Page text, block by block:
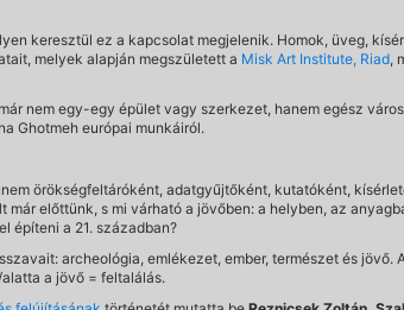
keresztül ez a kapcsolat megjelenik. Homok, üveg,
melyek alapján megszületett a Misk Art Institute, Riad,
nem egy-egy épület vagy szerkezet, hanem egész
Ghotmeh európai munkáiról.
örökségfeltáróként, adatgyűjtőként, kutatóként,
előttünk, s mi várható a jövőben: a helyben, az
építeni a 21. században?
archeológia, emlékezet, ember, természet és jövő.
a jövő = feltalálás.